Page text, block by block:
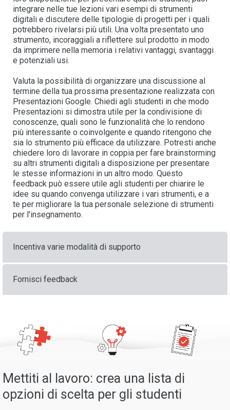
integrare nelle tue lezioni vari esempi di strumenti
digitali e discutere delle tipologie di progetti per i quali
potrebbero rivelarsi più utili. Una volta presentato uno
strumento, incoraggiali a riflettere sul prodotto in modo
da imprimere nella memoria i relativi vantaggi, svantaggi
e potenziali usi.
Valuta la possibilità di organizzare una discussione al
termine della tua prossima presentazione realizzata con
Presentazioni Google. Chiedi agli studenti in che modo
Presentazioni si dimostra utile per la condivisione di
conoscenze, quali sono le funzionalità che lo rendono
più interessante o coinvolgente e quando ritengono che
sia lo strumento più efficace da utilizzare. Potresti anche
chiedere loro di lavorare in coppia per fare brainstorming
su altri strumenti digitali a disposizione per presentare
le stesse informazioni in un altro modo. Questo
feedback può essere utile agli studenti per chiarire le
idee su quando convenga utilizzare i vari strumenti, e a
te per migliorare la tua personale selezione di strumenti
per l'insegnamento.
Incentiva varie modalità di supporto
Fornisci feedback
Mettiti al lavoro: crea una lista di
opzioni di scelta per gli studenti